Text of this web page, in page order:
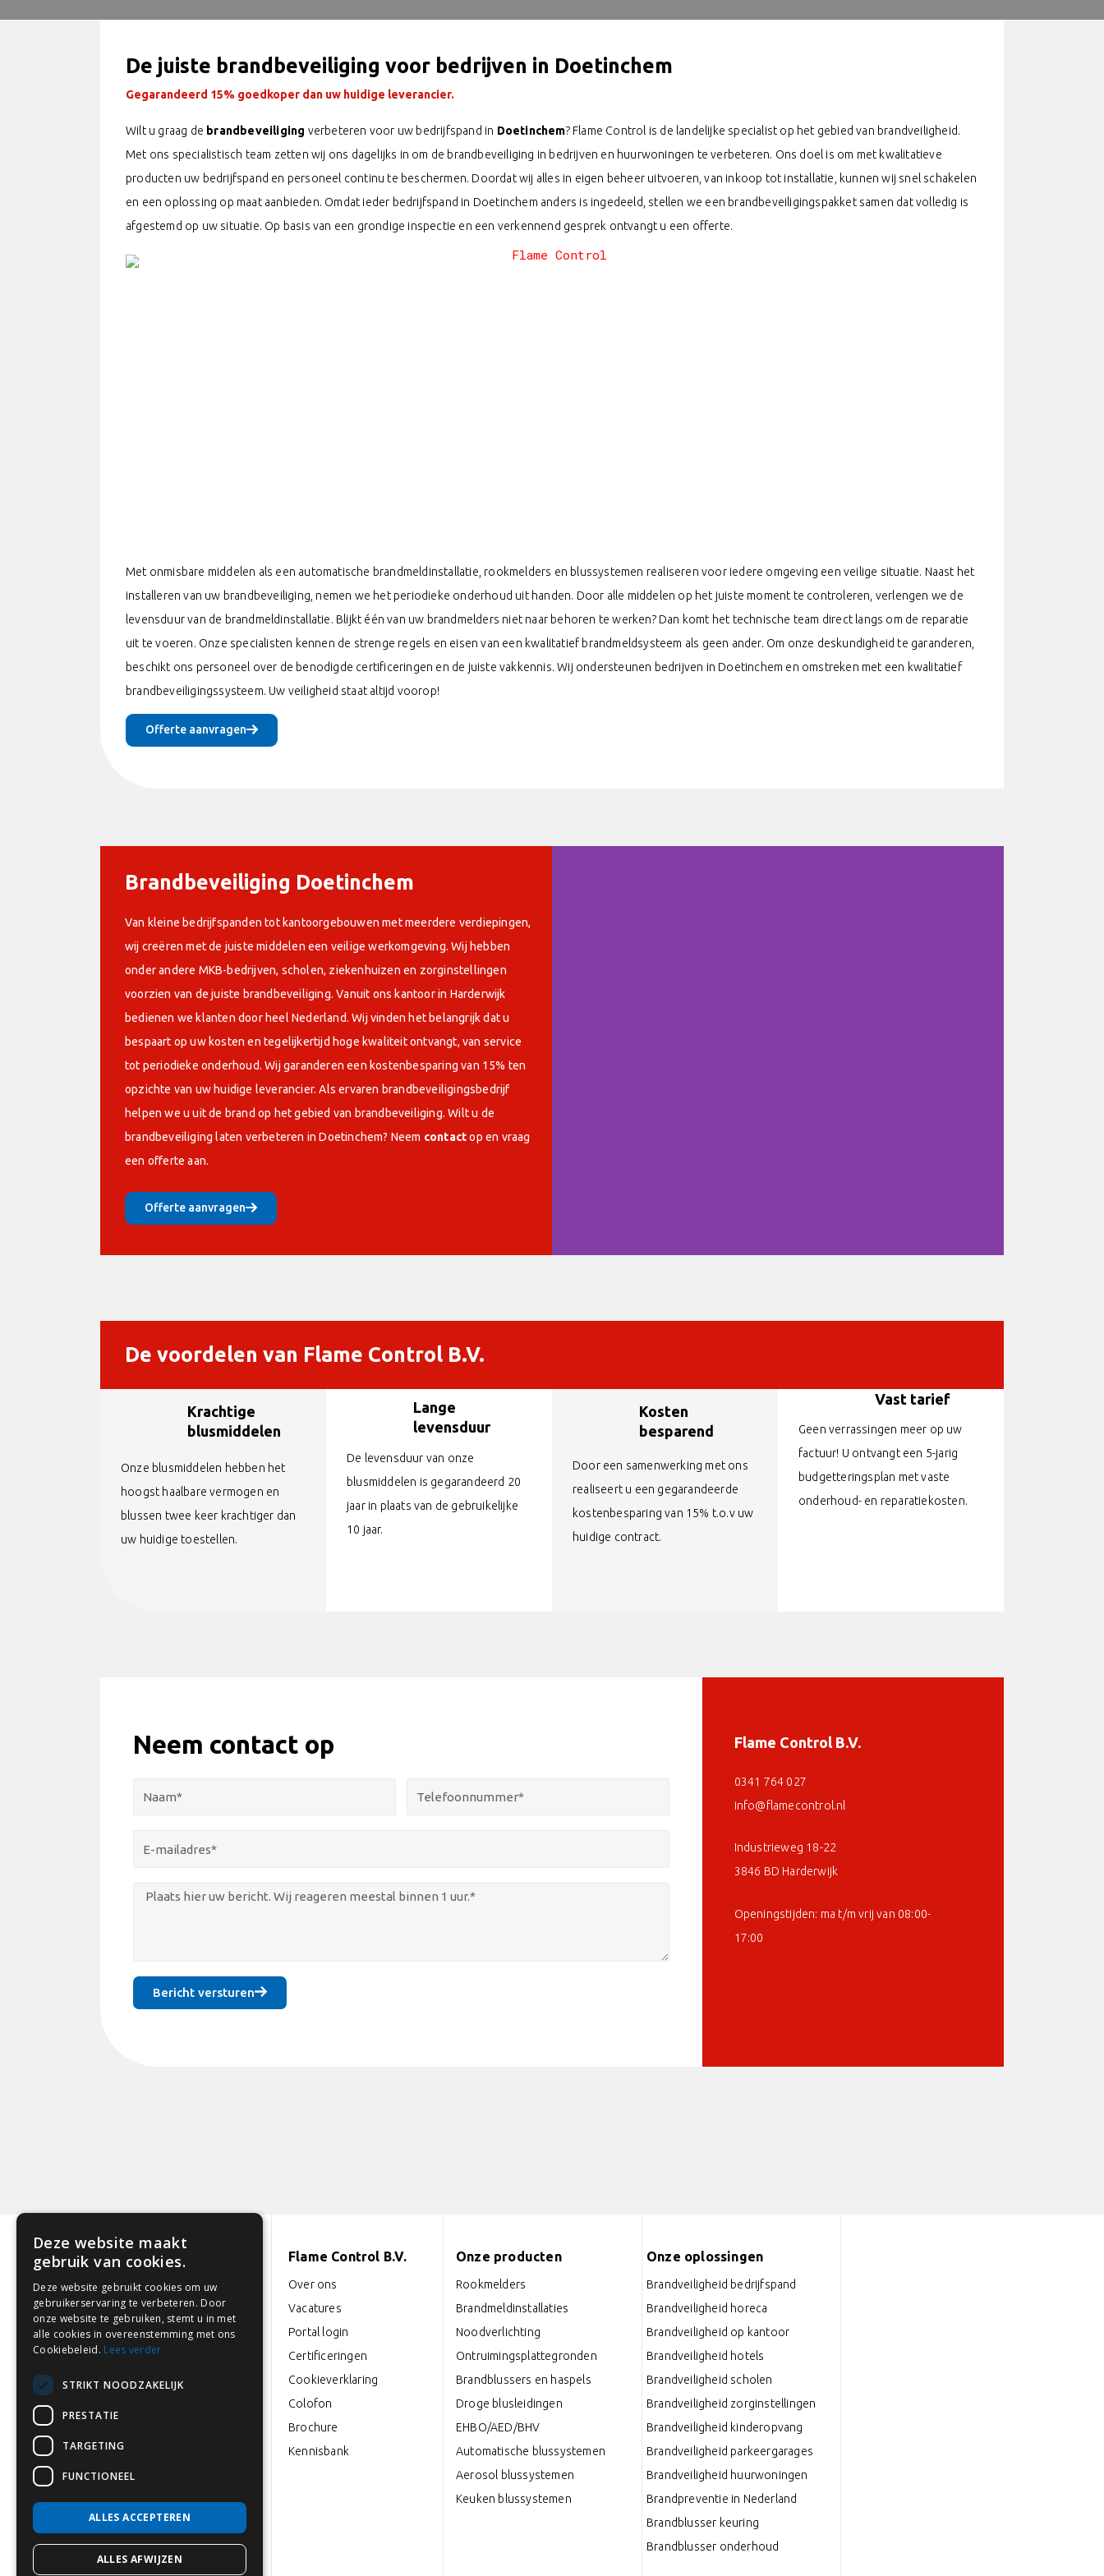
De juiste brandbeveiliging voor bedrijven in Doetinchem
Gegarandeerd 15% goedkoper dan uw huidige leverancier.
Wilt u graag de brandbeveiliging verbeteren voor uw bedrijfspand in Doetinchem? Flame Control is de landelijke specialist op het gebied van brandveiligheid.
Met ons specialistisch team zetten wij ons dagelijks in om de brandbeveiliging in bedrijven en huurwoningen te verbeteren. Ons doel is om met kwalitatieve
producten uw bedrijfspand en personeel continu te beschermen. Doordat wij alles in eigen beheer uitvoeren, van inkoop tot installatie, kunnen wij snel schakelen
en een oplossing op maat aanbieden. Omdat ieder bedrijfspand in Doetinchem anders is ingedeeld, stellen we een brandbeveiligingspakket samen dat volledig is
afgestemd op uw situatie. Op basis van een grondige inspectie en een verkennend gesprek ontvangt u een offerte.
Met onmisbare middelen als een automatische brandmeldinstallatie, rookmelders en blussystemen realiseren voor iedere omgeving een veilige situatie. Naast het
installeren van uw brandbeveiliging, nemen we het periodieke onderhoud uit handen. Door alle middelen op het juiste moment te controleren, verlengen we de
levensduur van de brandmeldinstallatie. Blijkt één van uw brandmelders niet naar behoren te werken? Dan komt het technische team direct langs om de reparatie
uit te voeren. Onze specialisten kennen de strenge regels en eisen van een kwalitatief brandmeldsysteem als geen ander. Om onze deskundigheid te garanderen,
beschikt ons personeel over de benodigde certificeringen en de juiste vakkennis. Wij ondersteunen bedrijven in Doetinchem en omstreken met een kwalitatief
brandbeveiligingssysteem. Uw veiligheid staat altijd voorop!
Offerte aanvragen
Brandbeveiliging Doetinchem
Van kleine bedrijfspanden tot kantoorgebouwen met meerdere verdiepingen,
wij creëren met de juiste middelen een veilige werkomgeving. Wij hebben
onder andere MKB-bedrijven, scholen, ziekenhuizen en zorginstellingen
voorzien van de juiste brandbeveiliging. Vanuit ons kantoor in Harderwijk
bedienen we klanten door heel Nederland. Wij vinden het belangrijk dat u
bespaart op uw kosten en tegelijkertijd hoge kwaliteit ontvangt, van service
tot periodieke onderhoud. Wij garanderen een kostenbesparing van 15% ten
opzichte van uw huidige leverancier. Als ervaren brandbeveiligingsbedrijf
helpen we u uit de brand op het gebied van brandbeveiliging. Wilt u de
brandbeveiliging laten verbeteren in Doetinchem? Neem contact op en vraag
een offerte aan.
Offerte aanvragen
De voordelen van Flame Control B.V.
Krachtige
blusmiddelen
Onze blusmiddelen hebben het
hoogst haalbare vermogen en
blussen twee keer krachtiger dan
uw huidige toestellen.
Lange
levensduur
De levensduur van onze
blusmiddelen is gegarandeerd 20
jaar in plaats van de gebruikelijke
10 jaar.
Kosten
besparend
Door een samenwerking met ons
realiseert u een gegarandeerde
kostenbesparing van 15% t.o.v uw
huidige contract.
Vast tarief
Geen verrassingen meer op uw
factuur! U ontvangt een 5-jarig
budgetteringsplan met vaste
onderhoud- en reparatiekosten.
Neem contact op
Bericht versturen
Flame Control B.V.
0341 764 027
info@flamecontrol.nl
Industrieweg 18-22
3846 BD Harderwijk
Openingstijden: ma t/m vrij van 08:00-
17:00
3846 BD Harderwijk
0341 764 027
Openingstijden: ma t/m vrij
Flame Control B.V.
Over ons
Vacatures
Portal login
Certificeringen
Cookieverklaring
Colofon
Brochure
Kennisbank
Onze producten
Rookmelders
Brandmeldinstallaties
Noodverlichting
Ontruimingsplattegronden
Brandblussers en haspels
Droge blusleidingen
EHBO/AED/BHV
Automatische blussystemen
Aerosol blussystemen
Keuken blussystemen
Onze oplossingen
Brandveiligheid bedrijfspand
Brandveiligheid horeca
Brandveiligheid op kantoor
Brandveiligheid hotels
Brandveiligheid scholen
Brandveiligheid zorginstellingen
Brandveiligheid kinderopvang
Brandveiligheid parkeergarages
Brandveiligheid huurwoningen
Brandpreventie in Nederland
Brandblusser keuring
Brandblusser onderhoud
Deze website maakt
gebruik van cookies.
Deze website gebruikt cookies om uw
gebruikerservaring te verbeteren. Door
onze website te gebruiken, stemt u in met
alle cookies in overeenstemming met ons
Cookiebeleid. Lees verder
STRIKT NOODZAKELIJK
PRESTATIE
TARGETING
FUNCTIONEEL
ALLES ACCEPTEREN
ALLES AFWIJZEN